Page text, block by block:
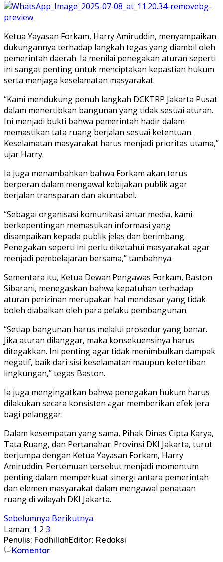
Ketua Yayasan Forkam, Harry Amiruddin, menyampaikan
dukungannya terhadap langkah tegas yang diambil oleh
pemerintah daerah. Ia menilai penegakan aturan seperti
ini sangat penting untuk menciptakan kepastian hukum
serta menjaga keselamatan masyarakat.
“Kami mendukung penuh langkah DCKTRP Jakarta Pusat
dalam menertibkan bangunan yang tidak sesuai aturan.
Ini menjadi bukti bahwa pemerintah hadir dalam
memastikan tata ruang berjalan sesuai ketentuan.
Keselamatan masyarakat harus menjadi prioritas utama,”
ujar Harry.
Ia juga menambahkan bahwa Forkam akan terus
berperan dalam mengawal kebijakan publik agar
berjalan transparan dan akuntabel.
“Sebagai organisasi komunikasi antar media, kami
berkepentingan memastikan informasi yang
disampaikan kepada publik jelas dan berimbang.
Penegakan seperti ini perlu diketahui masyarakat agar
menjadi pembelajaran bersama,” tambahnya.
Sementara itu, Ketua Dewan Pengawas Forkam, Baston
Sibarani, menegaskan bahwa kepatuhan terhadap
aturan perizinan merupakan hal mendasar yang tidak
boleh diabaikan oleh para pelaku pembangunan.
“Setiap bangunan harus melalui prosedur yang benar.
Jika aturan dilanggar, maka konsekuensinya harus
ditegakkan. Ini penting agar tidak menimbulkan dampak
negatif, baik dari sisi keselamatan maupun ketertiban
lingkungan,” tegas Baston.
Ia juga mengingatkan bahwa penegakan hukum harus
dilakukan secara konsisten agar memberikan efek jera
bagi pelanggar.
Dalam kesempatan yang sama, Pihak Dinas Cipta Karya,
Tata Ruang, dan Pertanahan Provinsi DKI Jakarta, turut
berjumpa dengan Ketua Yayasan Forkam, Harry
Amiruddin. Pertemuan tersebut menjadi momentum
penting dalam memperkuat sinergi antara pemerintah
dan elemen masyarakat dalam mengawal penataan
ruang di wilayah DKI Jakarta.
Sebelumnya Berikutnya
Laman: 1 2 3
Penulis: FadhillahEditor: Redaksi
Komentar